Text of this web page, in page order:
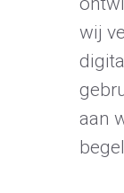
wij
aan